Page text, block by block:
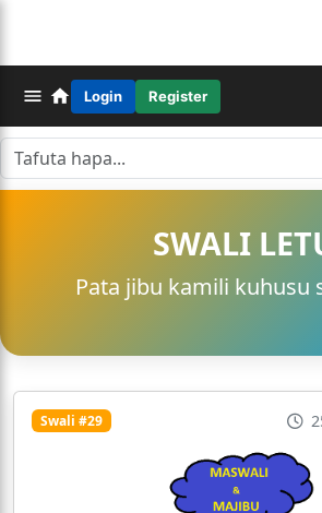
Login Register
SWALI
Pata jibu kamili kuhusu
Swali #29